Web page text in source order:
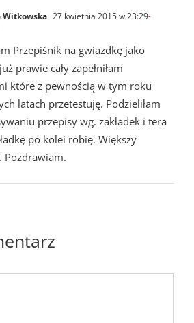
Witkowska 27 kwietnia 2015 w 23:29-
Przepiśnik na gwiazdkę jako
prawie cały zapełniłam
które z pewnością w tym roku
latach przetestuję. Podzieliłam
przepisy wg. zakładek i tera
po kolei robię. Większy
Pozdrawiam.